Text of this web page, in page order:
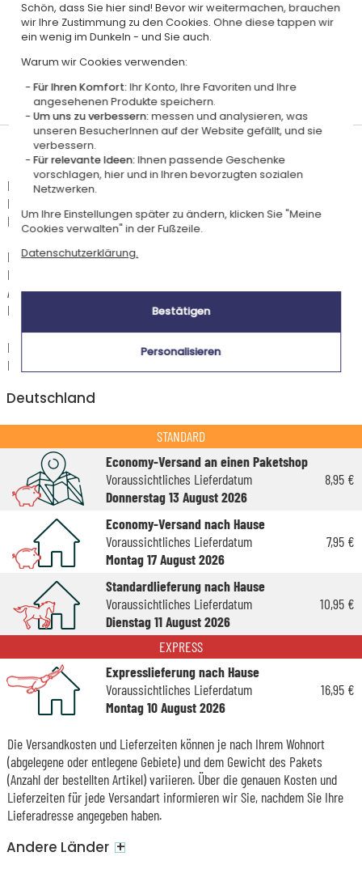
Personalisiert
in Frankreich
Hergestellt in
Frankreich
Zertifiziert
Lieferdatum und Lieferpreis
Dieser Artikel wird in unserem Atelier in Toulouse personalisiert.
Er ist für das Angebot "Versandkostenfrei ab 85 € Warenwert" mit der
Hermes-Standardlieferung berechtigt.
Für jede Bestellung unter 85 € gelten die unten aufgeführten
Lieferkosten für den Kauf dieses Artikels.
Artikel, die in unserem Atelier personalisiert werden (etwa 95% unserer
Produkte), sind mit dem Logo
Das Voraussichtliche Lieferdatum ist nur bei einer Zahlung per PayPal,
Kreditkarte oder Sofortüberweisung gültig.
Deutschland
STANDARD
Economy-Versand an einen Paketshop
Voraussichtliches Lieferdatum
Donnerstag 13 August 2026
8,95 €
Economy-Versand nach Hause
Voraussichtliches Lieferdatum
Montag 17 August 2026
7,95 €
Standardlieferung nach Hause
Voraussichtliches Lieferdatum
Dienstag 11 August 2026
10,95 €
EXPRESS
Expresslieferung nach Hause
Voraussichtliches Lieferdatum
Montag 10 August 2026
16,95 €
Die Versandkosten und Lieferzeiten können je nach Ihrem Wohnort
(abgelegene oder entlegene Gebiete) und dem Gewicht des Pakets
(Anzahl der bestellten Artikel) variieren. Über die genauen Kosten und
Lieferzeiten für jede Versandart informieren wir Sie, nachdem Sie Ihre
Lieferadresse angegeben haben.
Andere Länder +
Schön, dass Sie hier sind! Bevor wir weitermachen, brauchen
wir Ihre Zustimmung zu den Cookies. Ohne diese tappen wir
ein wenig im Dunkeln - und Sie auch.
Warum wir Cookies verwenden:
Für Ihren Komfort:Ihr Konto, Ihre Favoriten und Ihre
angesehenen Produkte speichern.
Um uns zu verbessern:messen und analysieren, was
unseren BesucherInnen auf der Website gefällt, und sie
verbessern.
Für relevante Ideen:Ihnen passende Geschenke
vorschlagen, hier und in Ihren bevorzugten sozialen
Netzwerken.
Um Ihre Einstellungen später zu ändern, klicken Sie "Meine
Cookies verwalten" in der Fußzeile.
Datenschutzerklärung.
Bestätigen
Personalisieren